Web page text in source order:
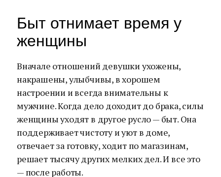
Быт отнимает время у
женщины
Вначале отношений девушки ухожены,
накрашены, улыбчивы, в хорошем
настроении и всегда внимательны к
мужчине. Когда дело доходит до брака, силы
женщины уходят в другое русло — быт. Она
поддерживает чистоту и уют в доме,
отвечает за готовку, ходит по магазинам,
решает тысячу других мелких дел. И все это
— после работы.